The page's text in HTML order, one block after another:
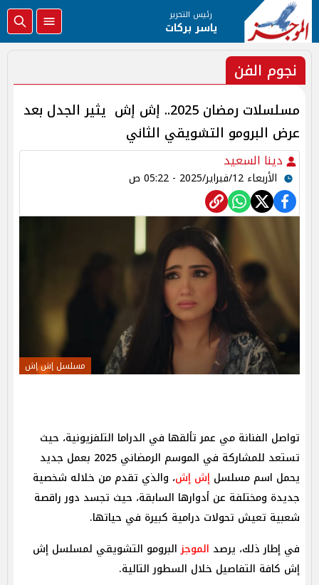
رئيس التحرير
ياسر بركات
نجوم الفن
مسلسلات رمضان 2025.. إش إش يثير الجدل بعد
عرض البرومو التشويقي الثاني
دينا السعيد
الأربعاء 12/فبراير/2025 - 05:22 ص
مسلسل إش إش
تواصل الفنانة مي عمر تألقها في الدراما التلفزيونية، حيث
تستعد للمشاركة في الموسم الرمضاني 2025 بعمل جديد
يحمل اسم مسلسل إش إش، والذي تقدم من خلاله شخصية
جديدة ومختلفة عن أدوارها السابقة، حيث تجسد دور راقصة
شعبية تعيش تحولات درامية كبيرة في حياتها.
في إطار ذلك، يرصد الموجزالبرومو التشويقي لمسلسل إش
إش كافة التفاصيل خلال السطور التالية.